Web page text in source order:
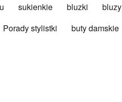
sukienkie bluzki bluzy
Porady stylistki buty damskie